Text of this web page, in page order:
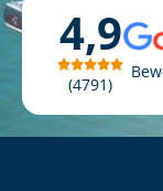
4,9
4791